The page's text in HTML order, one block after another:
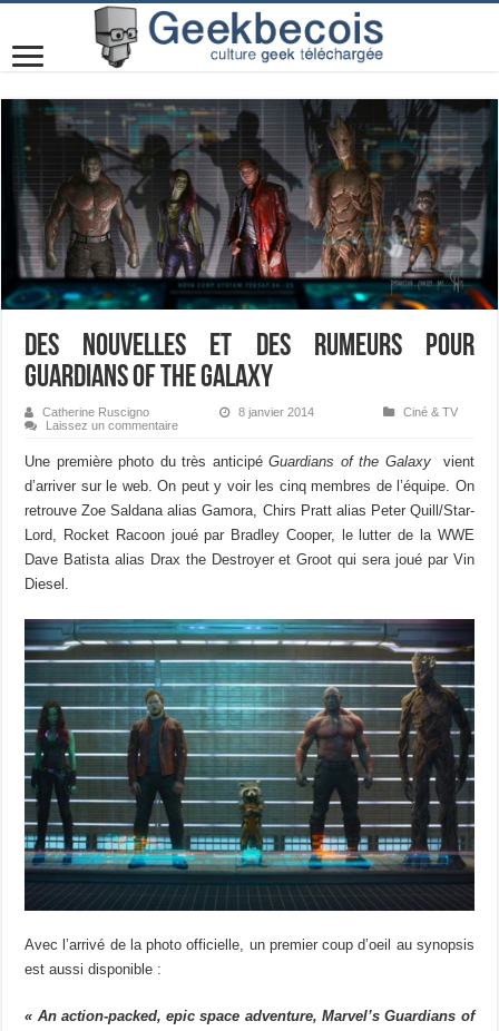
Des nouvelles et des rumeurs pour
Guardians of the Galaxy
Catherine Ruscigno 8 janvier 2014
Ciné & TV
Laissez un commentaire
Une première photo du très anticipéGuardians of the Galaxy vient
d’arriver sur le web. On peut y voir les cinq membres de l’équipe. On
retrouve Zoe Saldana alias Gamora, Chirs Pratt alias Peter Quill/Star-
Lord, Rocket Racoon joué par Bradley Cooper, le lutter de la WWE
Dave Batista alias Drax the Destroyer et Groot qui sera joué par Vin
Diesel.
Avec l’arrivé de la photo officielle, un premier coup d’oeil au synopsis
est aussi disponible :
« An action-packed, epic space adventure, Marvel’s Guardians of